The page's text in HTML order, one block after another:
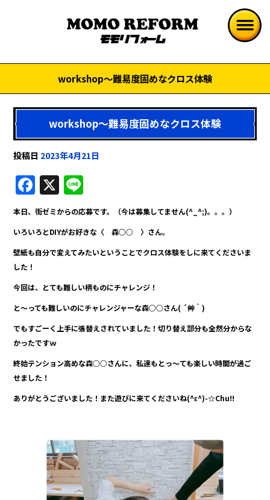
workshop～難易度固めなクロス体験
workshop～難易度固めなクロス体験
投稿日 2023年4月21日
F
a
c
e
b
o
o
k
X
n
e
本日、街ゼミからの応募です。（今は募集してません(^_^;)。。。）
いろいろとDIYがお好きな〈 森○○ 〉さん。
壁紙も自分で変えてみたいということでクロス体験をしに来てくださいま
した！
今回は、とても難しい柄ものにチャレンジ！
と～っても難しいのにチャレンジャーな森○○さん( ´艸｀)
でもすごーく上手に張替えされていました！切り替え部分も全然分からな
かったですｗ
終始テンション高めな森○○さんに、私達もとっ～ても楽しい時間が過ご
せました！
ありがとうございました！また遊びに来てくださいね(^ε^)-☆Chu!!